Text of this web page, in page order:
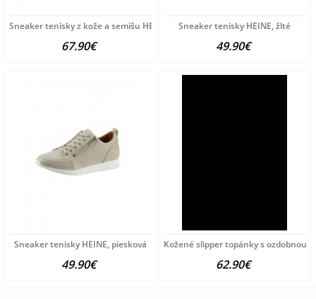
Sneaker tenisky z kože a semišu HEINE, viacfarebné
67.90€
Sneaker tenisky HEINE, žlté
49.90€
Sneaker tenisky HEINE, piesková
49.90€
Kožené slipper topánky s ozdobnou
62.90€